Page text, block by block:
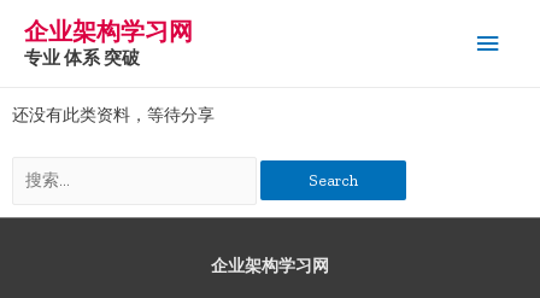
企业架构学习网
专业 体系 突破
还没有此类资料，等待分享
企业架构学习网